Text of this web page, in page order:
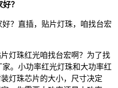
？
？直插，贴片灯珠，咱找台宏
灯珠红光咱找台宏啊？为了找
家。小功率红光灯珠和大功率红
灯珠芯片的大小，尺寸决定